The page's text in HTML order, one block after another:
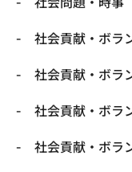
社会貢献・ボラ
社会貢献・ボラ
社会貢献・ボラ
社会貢献・ボラ